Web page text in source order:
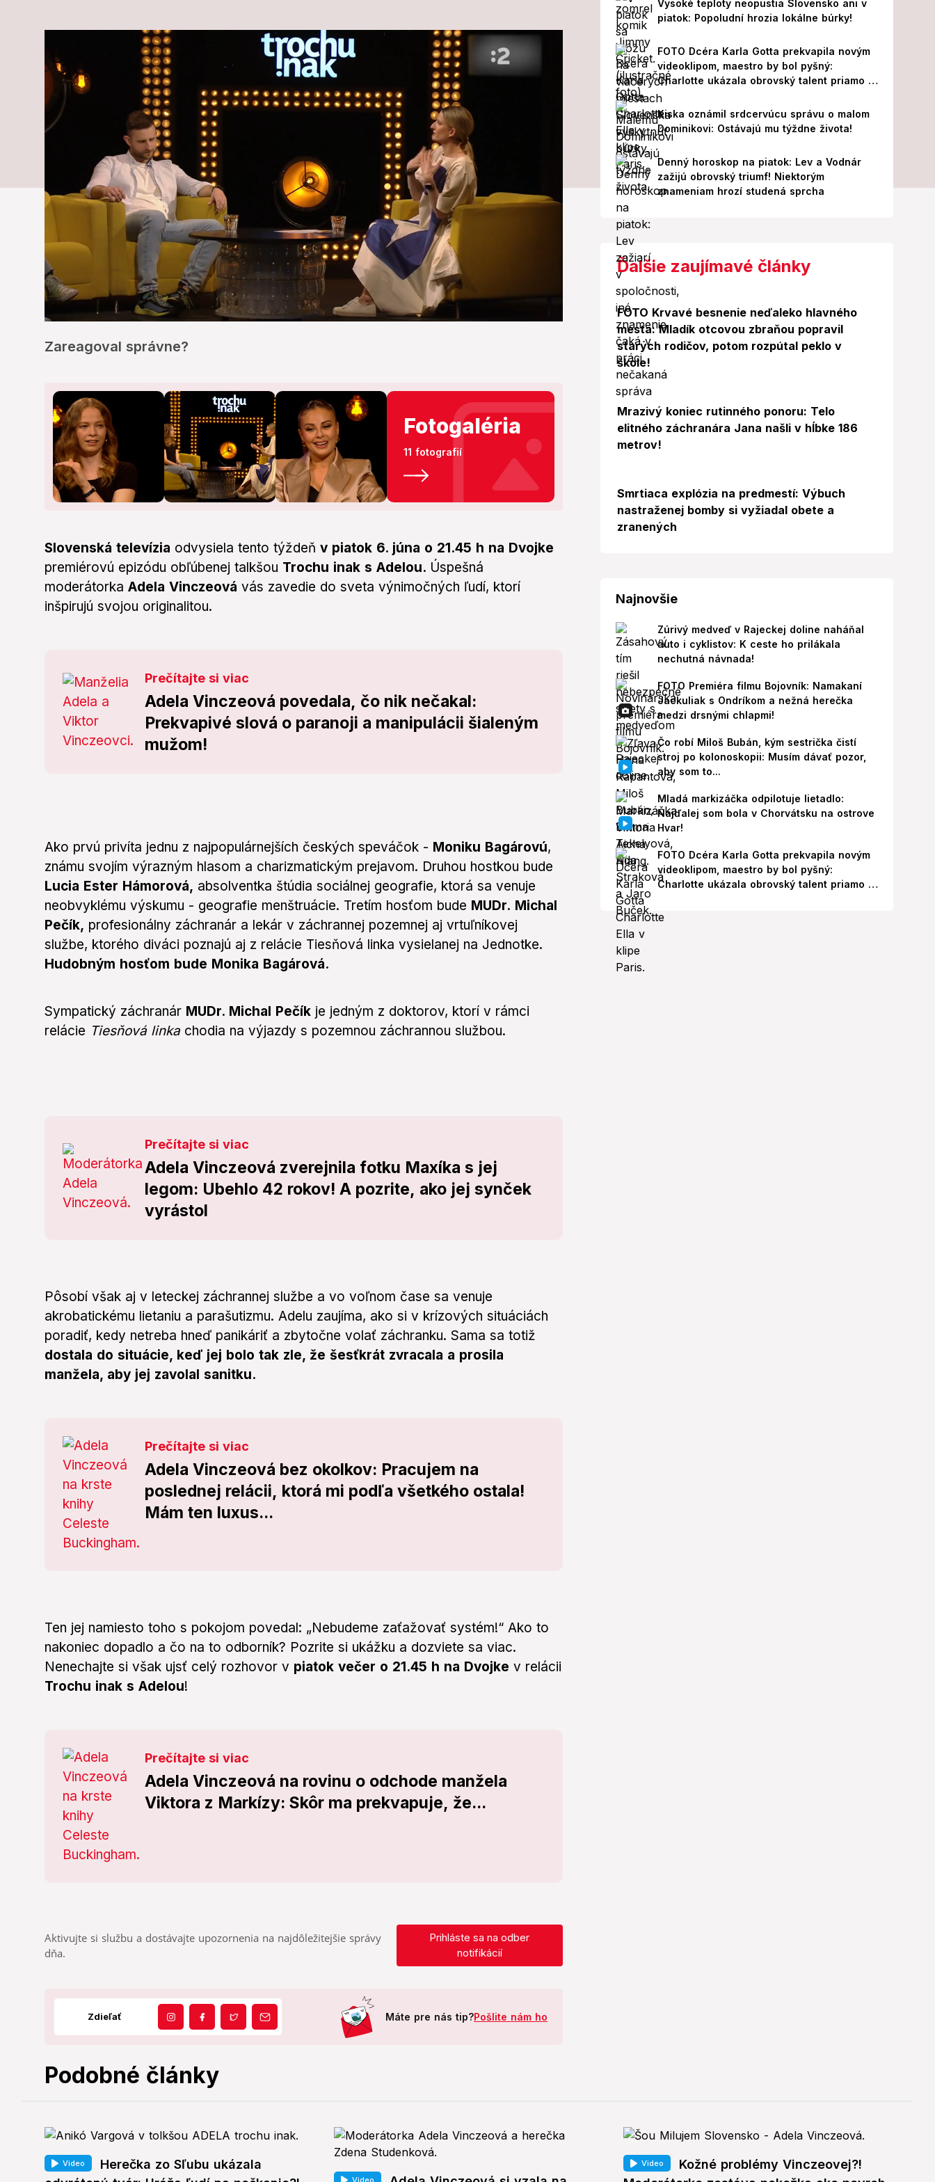
of
secondVolume
0%
Zareagoval správne?
urgente, Viktor jej nechcel
zavolať záchranku: Dôvod
vás dostane!
Zareagoval správne?
Fotogaléria
11 fotografií
Slovenská televízia odvysiela tento týždeň v piatok 6. júna o 21.45 h na Dvojke
premiérovú epizódu obľúbenej talkšou Trochu inak s Adelou. Úspešná
moderátorka Adela Vinczeová vás zavedie do sveta výnimočných ľudí, ktorí
inšpirujú svojou originalitou.
Prečítajte si viac
Adela Vinczeová povedala, čo nik nečakal:
Prekvapivé slová o paranoji a manipulácii šialeným
mužom!
Ako prvú privíta jednu z najpopulárnejších českých speváčok - Moniku Bagárovú,
známu svojím výrazným hlasom a charizmatickým prejavom. Druhou hostkou bude
Lucia Ester Hámorová, absolventka štúdia sociálnej geografie, ktorá sa venuje
neobvyklému výskumu - geografie menštruácie. Tretím hosťom bude MUDr. Michal
Pečík, profesionálny záchranár a lekár v záchrannej pozemnej aj vrtuľníkovej
službe, ktorého diváci poznajú aj z relácie Tiesňová linka vysielanej na Jednotke.
Hudobným hosťom bude Monika Bagárová.
Sympatický záchranár MUDr. Michal Pečík je jedným z doktorov, ktorí v rámci
relácie Tiesňová linka chodia na výjazdy s pozemnou záchrannou službou.
Prečítajte si viac
Adela Vinczeová zverejnila fotku Maxíka s jej
legom: Ubehlo 42 rokov! A pozrite, ako jej synček
vyrástol
Pôsobí však aj v leteckej záchrannej službe a vo voľnom čase sa venuje
akrobatickému lietaniu a parašutizmu. Adelu zaujíma, ako si v krízových situáciách
poradiť, kedy netreba hneď panikáriť a zbytočne volať záchranku. Sama sa totiž
dostala do situácie, keď jej bolo tak zle, že šesťkrát zvracala a prosila
manžela, aby jej zavolal sanitku.
Prečítajte si viac
Adela Vinczeová bez okolkov: Pracujem na
poslednej relácii, ktorá mi podľa všetkého ostala!
Mám ten luxus...
Ten jej namiesto toho s pokojom povedal: „Nebudeme zaťažovať systém!“ Ako to
nakoniec dopadlo a čo na to odborník? Pozrite si ukážku a dozviete sa viac.
Nenechajte si však ujsť celý rozhovor v piatok večer o 21.45 h na Dvojke v relácii
Trochu inak s Adelou!
Prečítajte si viac
Adela Vinczeová na rovinu o odchode manžela
Viktora z Markízy: Skôr ma prekvapuje, že...
Aktivujte si službu a dostávajte upozornenia na najdôležitejšie správy
dňa.
Prihláste sa na odber
notifikácií
Zdieľať Máte pre nás tip?Pošlite nám ho
Vysoké teploty neopustia Slovensko ani v
piatok: Popoludní hrozia lokálne búrky!
FOTO Dcéra Karla Gotta prekvapila novým
videoklipom, maestro by bol pyšný:
Charlotte ukázala obrovský talent priamo v
Paríži!
Kiska oznámil srdcervúcu správu o malom
Dominikovi: Ostávajú mu týždne života!
Denný horoskop na piatok: Lev a Vodnár
zažijú obrovský triumf! Niektorým
znameniam hrozí studená sprcha
Ďalšie zaujímavé články
Foto
FOTO Krvavé besnenie neďaleko hlavného
mesta: Mladík otcovou zbraňou popravil
starých rodičov, potom rozpútal peklo v
škole!
Mrazivý koniec rutinného ponoru: Telo
elitného záchranára Jana našli v hĺbke 186
metrov!
Smrtiaca explózia na predmestí: Výbuch
nastraženej bomby si vyžiadal obete a
zranených
Najnovšie
Zúrivý medveď v Rajeckej doline naháňal
auto i cyklistov: K ceste ho prilákala
nechutná návnada!
FOTO Premiéra filmu Bojovník: Namakaní
Jackuliak s Ondríkom a nežná herečka
medzi drsnými chlapmi!
Čo robí Miloš Bubán, kým sestrička čistí
stroj po kolonoskopii: Musím dávať pozor,
aby som to...
Mladá markizáčka odpilotuje lietadlo:
Najďalej som bola v Chorvátsku na ostrove
Hvar!
FOTO Dcéra Karla Gotta prekvapila novým
videoklipom, maestro by bol pyšný:
Charlotte ukázala obrovský talent priamo v
Podobné články
Video
Herečka zo Sľubu ukázala
Video
Video
Kožné problémy Vinczeovej?!